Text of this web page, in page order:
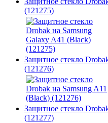
(121275)
Защитное стекло
(121276)
Защитное стекло
(121277)